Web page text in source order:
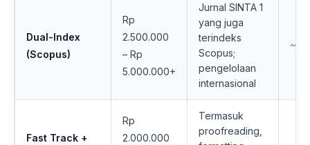
Dual-Index
(Scopus)
Rp
2.500.000
– Rp
5.000.000+
Jurnal SINTA 1
yang juga
terindeks
Scopus;
pengelolaan
internasional
Fast Track +
Rp
2.000.000
Termasuk
proofreading,